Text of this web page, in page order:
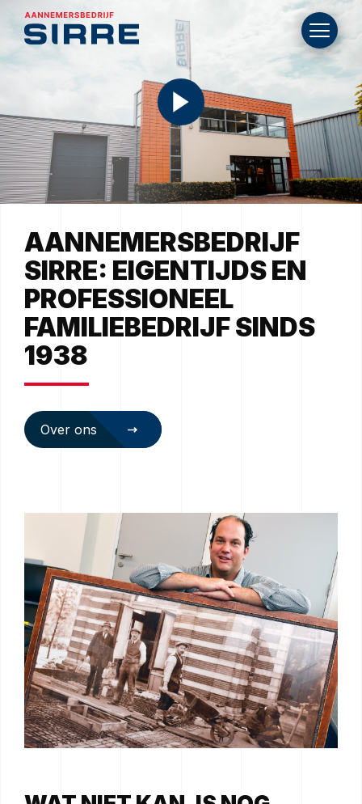
AANNEMERSBEDRIJF
SIRRE: EIGENTIJDSEN
PROFESSIONEEL
FAMILIEBEDRIJFSINDS
1938
Over ons